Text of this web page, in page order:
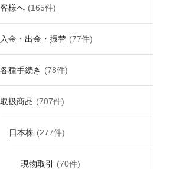
客様へ (165件)
入金・出金・振替 (77件)
各種手続き (78件)
取扱商品 (707件)
日本株 (277件)
現物取引 (70件)